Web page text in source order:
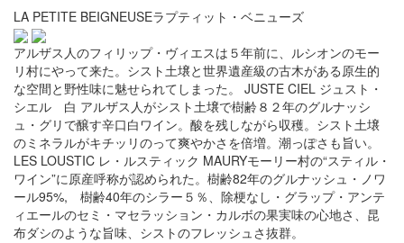
LA PETITE BEIGNEUSEラプティット・ベニューズ
アルザス人のフィリップ・ヴィエスは５年前に、ルシオンのモー
リ村にやって来た。シスト土壌と世界遺産級の古木がある原生的
な空間と野性味に魅せられてしまった。 JUSTE CIEL ジュスト・
シエル 白 アルザス人がシスト土壌で樹齢８２年のグルナッシ
ュ・グリで醸す辛口白ワイン。酸を残しながら収穫。シスト土壌
のミネラルがキチッリのって爽やかさを倍増。潮っぽさも旨い。
LES LOUSTIC レ・ルスティック MAURYモーリー村の“スティル・
ワイン”に原産呼称が認められた。樹齢82年のグルナッシュ・ノワ
ール95%, 樹齢40年のシラー５％、除梗なし・グラップ・アンテ
ィエールのセミ・マセラッション・カルボの果実味の心地さ、昆
布ダシのような旨味、シストのフレッシュさ抜群。